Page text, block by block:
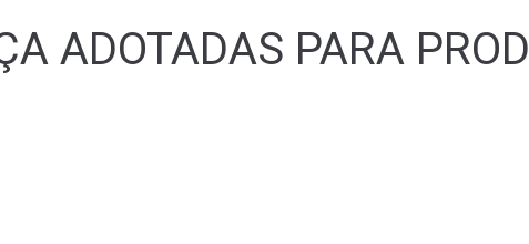
ADOTADAS PARA